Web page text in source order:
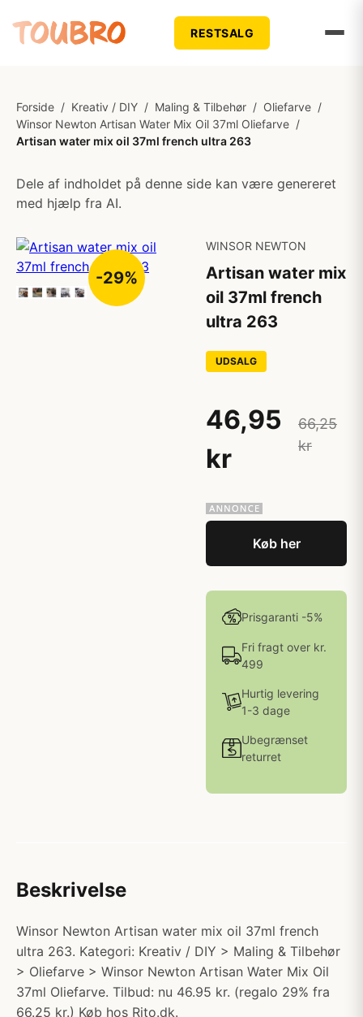
RESTSALG
Forside / Kreativ / DIY / Maling & Tilbehør / Oliefarve /
Winsor Newton Artisan Water Mix Oil 37ml Oliefarve /
Artisan water mix oil 37ml french ultra 263
Dele af indholdet på denne side kan være genereret
med hjælp fra AI.
-29%
WINSOR NEWTON
Artisan water mix
oil 37ml french
ultra 263
UDSALG
46,95
kr
66,25
kr
Køb her
Prisgaranti -5%
Fri fragt over kr.
499
Hurtig levering
1-3 dage
Ubegrænset
returret
Beskrivelse
Winsor Newton Artisan water mix oil 37ml french
ultra 263. Kategori: Kreativ / DIY > Maling & Tilbehør
> Oliefarve > Winsor Newton Artisan Water Mix Oil
37ml Oliefarve. Tilbud: nu 46.95 kr. (regalo 29% fra
66.25 kr.) Køb hos Rito.dk.